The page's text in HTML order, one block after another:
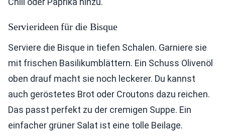
Servierideen für die Bisque
Serviere die Bisque in tiefen Schalen. Garniere sie
mit frischen Basilikumblättern. Ein Schuss Olivenöl
oben drauf macht sie noch leckerer. Du kannst
auch geröstetes Brot oder Croutons dazu reichen.
Das passt perfekt zu der cremigen Suppe. Ein
einfacher grüner Salat ist eine tolle Beilage.